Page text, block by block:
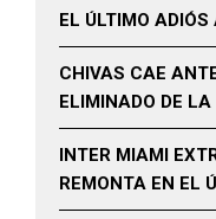
EL ÚLTIMO ADIÓS
CHIVAS CAE
ELIMINADO DE
INTER MIAMI
REMONTA EN EL